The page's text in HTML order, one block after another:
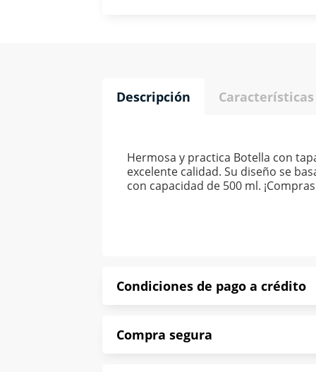
Descripción Características
Hermosa y practica Botella con
excelente calidad. Su diseño se
con capacidad de 500 ml.
Condiciones de pago a crédito
Compra segura